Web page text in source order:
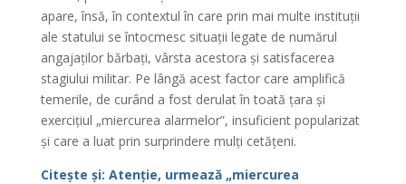
apare, însă, în contextul în care prin mai multe instituții
ale statului se întocmesc situații legate de numărul
angajaților bărbați, vârsta acestora și satisfacerea
stagiului militar. Pe lângă acest factor care amplifică
temerile, de curând a fost derulat în toată țara și
exercițiul „miercurea alarmelor”, insuficient popularizat
și care a luat prin surprindere mulți cetățeni.
Citește și: Atenție, urmează „miercurea